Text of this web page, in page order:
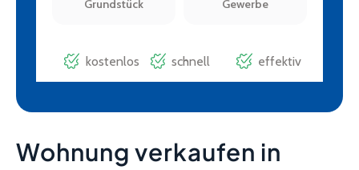
Wohnung verkaufen in